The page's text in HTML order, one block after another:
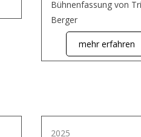
Bühnenfassung von
Berger
mehr erfahren
2025